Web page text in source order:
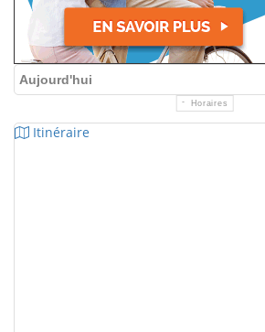
Aujourd'hui
Horaires
Itinéraire